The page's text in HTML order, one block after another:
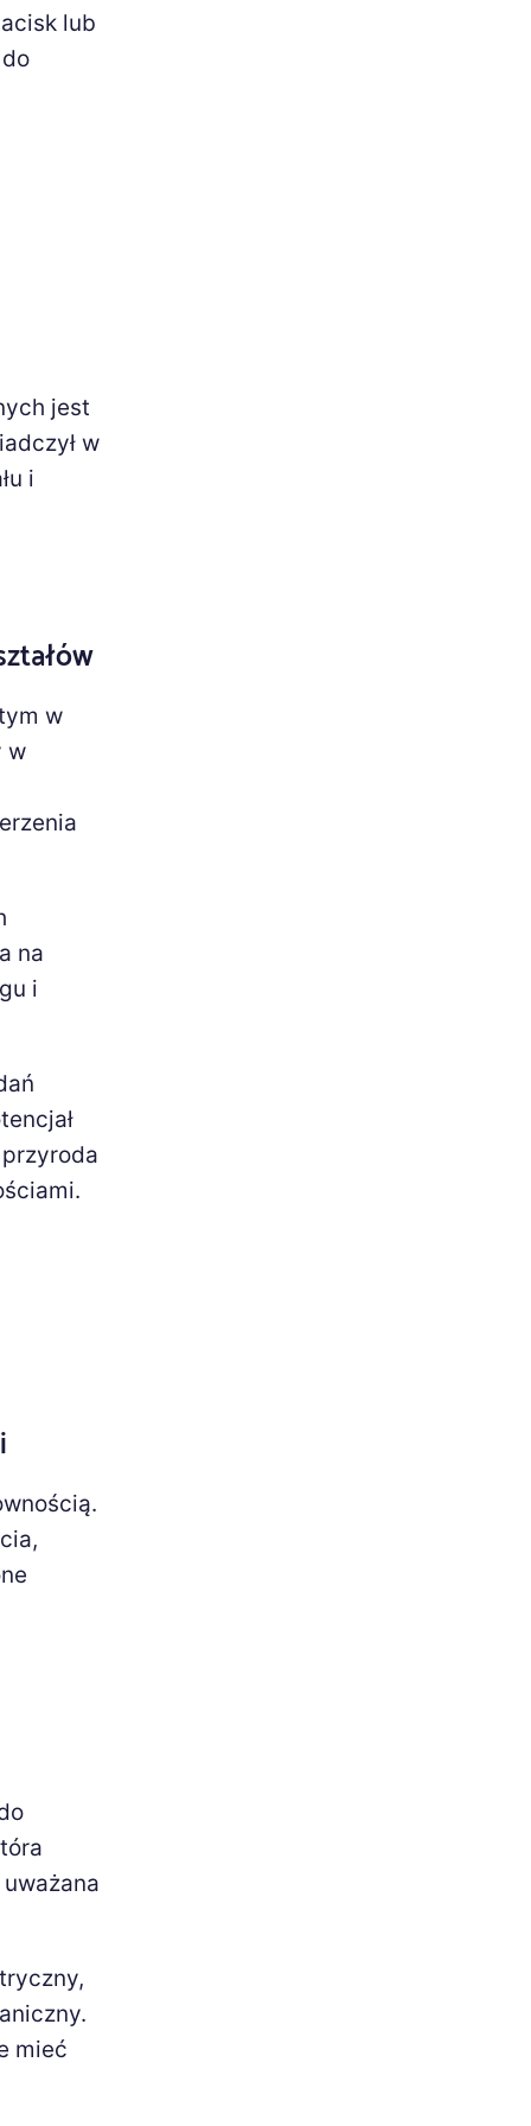
lub
jest
w
i
w
w
na
i
mieć